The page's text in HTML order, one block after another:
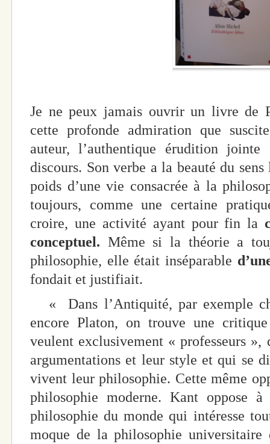
Je ne peux jamais ouvrir un livre de
cette profonde admiration que
auteur, l’authentique érudition
discours. Son verbe a la beauté du
poids d’une vie consacrée à la
toujours, comme une certaine
croire, une activité ayant pour fin la
conceptuel. Même si la théorie a
philosophie, elle était inséparable
fondait et justifiait.
« Dans l’Antiquité, par exemple
encore Platon, on trouve une
veulent exclusivement « professeurs
argumentations et leur style et qui se
vivent leur philosophie. Cette même
philosophie moderne. Kant oppose
philosophie du monde qui intéresse
moque de la philosophie universitaire